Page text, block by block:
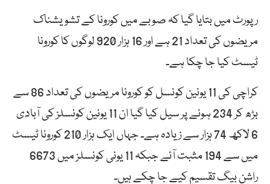
رپورٹ میں بتایا گیا کہ صوبے میں کورونا کے تشویشناک
مریضوں کی تعداد 21 ہے اور 16 ہزار 920 لوگوں کا کورونا
ٹیسٹ کیا جا چکا ہے۔
کراچی کی 11 یونین کونسل کو کورونا مریضوں کی تعداد 86 سے
بڑھ کر 234 ہونے پر سیل کیا گیا ان 11 یونین کونسلز کی آبادی
6 لاکھ 74 ہزار سے زیادہ ہے۔ جہاں ایک ہزار 210 کورونا ٹیسٹ
میں سے 194 مثبت آئے جبکہ 11 یونی کونسلز میں 6673
راشن بیگ تقسیم کیے جا چکے ہیں۔